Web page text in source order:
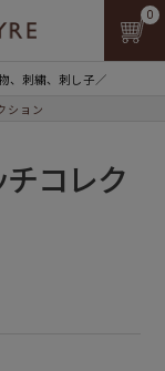
、刺繍、刺し子／
0
ション
コレク